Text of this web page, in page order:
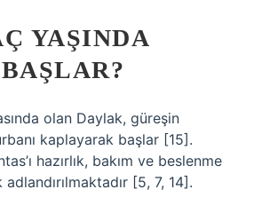
YAŞINDA
olan Daylak, güreşin
kaplayarak başlar [15].
hazırlık, bakım ve beslenme
[5, 7, 14].